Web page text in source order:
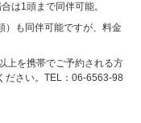
は1頭まで同伴可能。
）も同伴可能ですが、料金
上を携帯でご予約される方
ださい。TEL：06-6563-98